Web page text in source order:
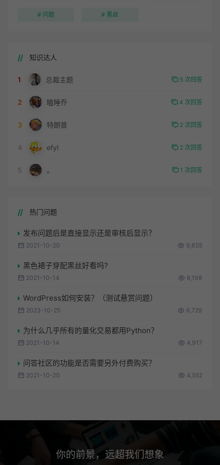
# 问题 # 黑丝
知识达人
1 总裁主题 5 次回答
2 瞌睡乔 4 次回答
3 特朗普 2 次回答
4 efyl 2 次回答
5 。 1 次回答
热门问题
发布问题后是直接显示还是审核后显示？
2021-10-20 9,655
黑色裙子穿配黑丝好看吗?
2021-10-14 8,198
WordPress如何安装？（测试悬赏问题）
2023-10-25 6,729
为什么几乎所有的量化交易都用Python？
2021-10-14 4,917
问答社区的功能是否需要另外付费购买？
2021-10-20 4,552
你的前景，远超我们想象